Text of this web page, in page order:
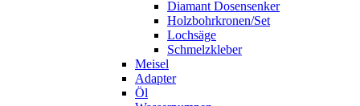
Diamant Dosensenker
Holzbohrkronen/Set
Lochsäge
Schmelzkleber
Meisel
Adapter
Öl